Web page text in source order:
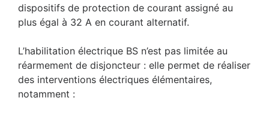
dispositifs de protection de courant assigné au
plus égal à 32 A en courant alternatif.
L’habilitation électrique BS n’est pas limitée au
réarmement de disjoncteur : elle permet de réaliser
des interventions électriques élémentaires,
notamment :